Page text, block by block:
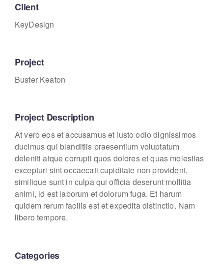
Client
KeyDesign
Project
Buster Keaton
Project Description
At vero eos et accusamus et iusto odio dignissimos
ducimus qui blanditiis praesentium voluptatum
deleniti atque corrupti quos dolores et quas molestias
excepturi sint occaecati cupiditate non provident,
similique sunt in culpa qui officia deserunt mollitia
animi, id est laborum et dolorum fuga. Et harum
quidem rerum facilis est et expedita distinctio. Nam
libero tempore.
Categories